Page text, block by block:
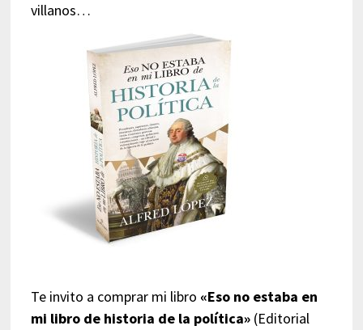
villanos…
Te invito a comprar mi libro «Eso no estaba en
mi libro de historia de la política»(Editorial